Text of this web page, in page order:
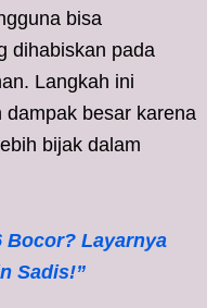
bisa
dihabiskan pada
Langkah ini
besar karena
bijak dalam
Bocor? Layarnya
Sadis!”